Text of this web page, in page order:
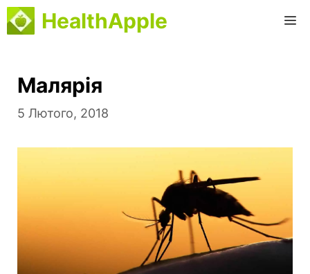
Перейти
до
HealthApple
Малярія
5 Лютого, 2018